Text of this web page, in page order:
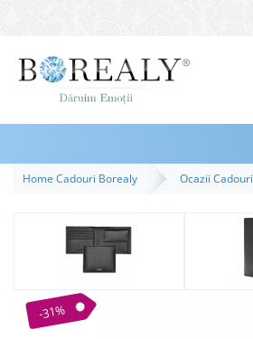
Bijuterii
Inele
Bratari
Destinatari
Home Cadouri Borealy Ocazii Cadouri
-31%